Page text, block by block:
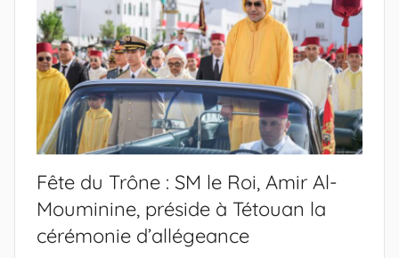
Fête du Trône : SM le Roi, Amir Al-
Mouminine, préside à Tétouan la
cérémonie d’allégeance